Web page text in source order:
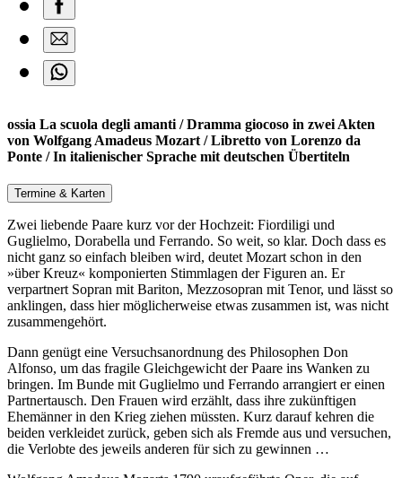
ossia La scuola degli amanti / Dramma giocoso in zwei Akten
von Wolfgang Amadeus Mozart / Libretto von Lorenzo da
Ponte / In italienischer Sprache mit deutschen Übertiteln
Termine & Karten
Zwei liebende Paare kurz vor der Hochzeit: Fiordiligi und
Guglielmo, Dorabella und Ferrando. So weit, so klar. Doch dass es
nicht ganz so einfach bleiben wird, deutet Mozart schon in den
»über Kreuz« komponierten Stimmlagen der Figuren an. Er
verpartnert Sopran mit Bariton, Mezzosopran mit Tenor, und lässt so
anklingen, dass hier möglicherweise etwas zusammen ist, was nicht
zusammengehört.
Dann genügt eine Versuchsanordnung des Philosophen Don
Alfonso, um das fragile Gleichgewicht der Paare ins Wanken zu
bringen. Im Bunde mit Guglielmo und Ferrando arrangiert er einen
Partnertausch. Den Frauen wird erzählt, dass ihre zukünftigen
Ehemänner in den Krieg ziehen müssten. Kurz darauf kehren die
beiden verkleidet zurück, geben sich als Fremde aus und versuchen,
die Verlobte des jeweils anderen für sich zu gewinnen …